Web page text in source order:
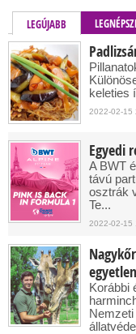
LEGÚJABB
keleties
2022-02-15
Egyedi
A BWT
távú
osztrák
Te...
2022-02-15
Korábbi